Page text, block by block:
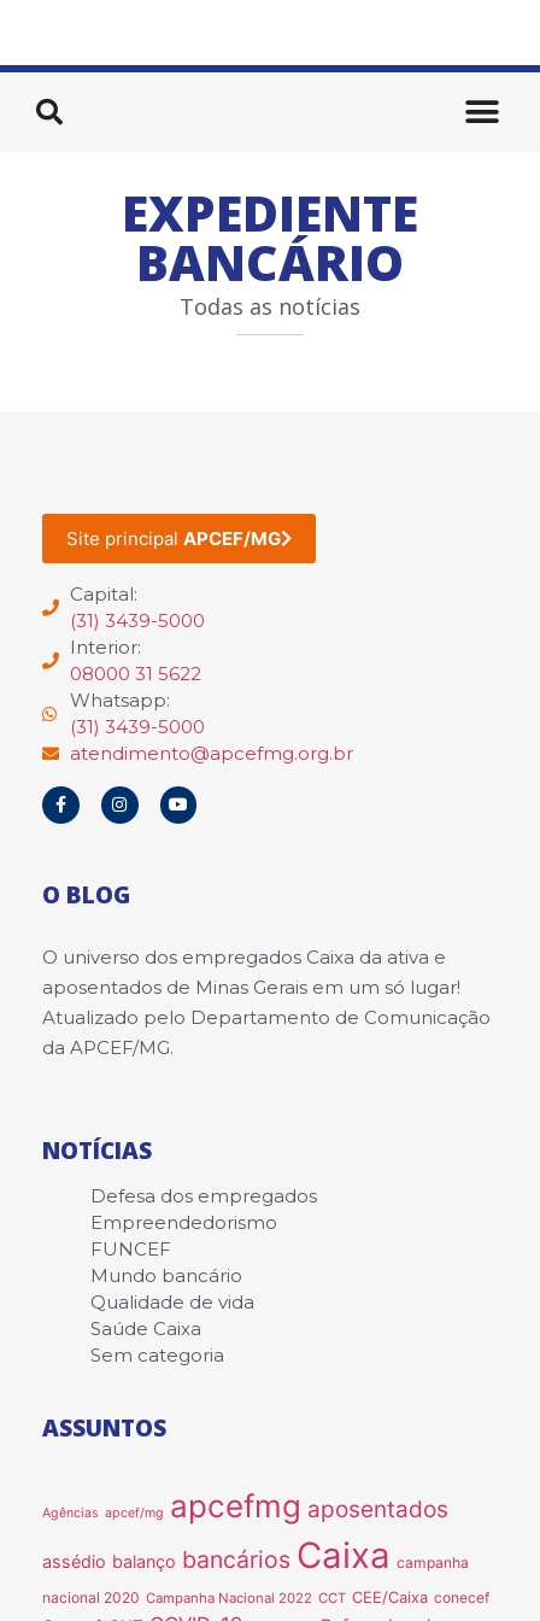
EXPEDIENTE
BANCÁRIO
Todas as notícias
Site principal APCEF/MG
Capital:
(31) 3439-5000
Interior:
08000 31 5622
Whatsapp:
(31) 3439-5000
atendimento@apcefmg.org.br
O BLOG
O universo dos empregados Caixa da ativa e
aposentados de Minas Gerais em um só lugar!
Atualizado pelo Departamento de Comunicação
da APCEF/MG.
NOTÍCIAS
Defesa dos empregados
Empreendedorismo
FUNCEF
Mundo bancário
Qualidade de vida
Saúde Caixa
Sem categoria
ASSUNTOS
Agências apcef/mg apcefmg aposentados
assédio balanço bancários Caixa campanha
nacional 2020 Campanha Nacional 2022 CCT CEE/Caixa conecef